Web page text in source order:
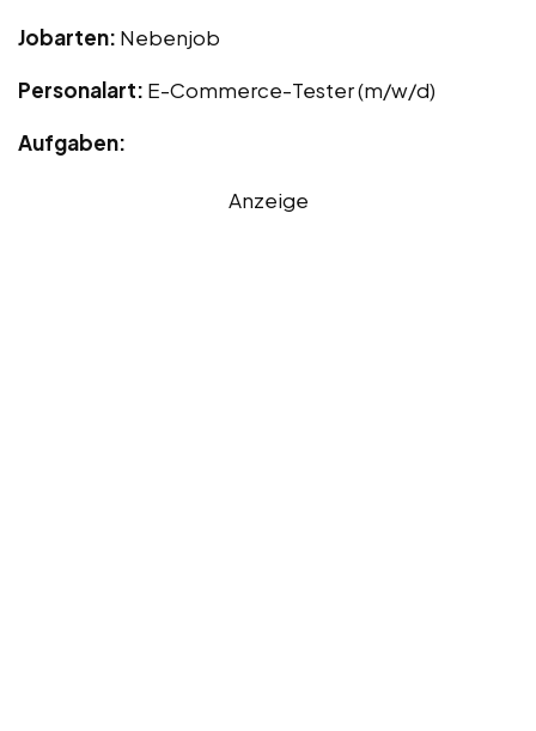
Jobarten: Nebenjob
Personalart: E-Commerce-Tester (m/w/d)
Aufgaben:
Anzeige